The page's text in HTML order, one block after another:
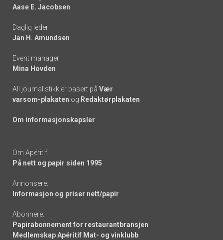
-
links
Aase E. Jacobsen
Daglig leder:
Jan H. Amundsen
Event manager:
Mina Hovden
All journalistikk er basert på Vær
varsom-plakaten og Redaktørplakaten
Om informasjonskapsler
Om Apéritif:
På nett og papir siden 1995
Annonsere:
Informasjon og priser nett/papir
Abonnere:
Papirabonnement for restaurantbransjen
Medlemskap Apéritif Mat- og vinklubb